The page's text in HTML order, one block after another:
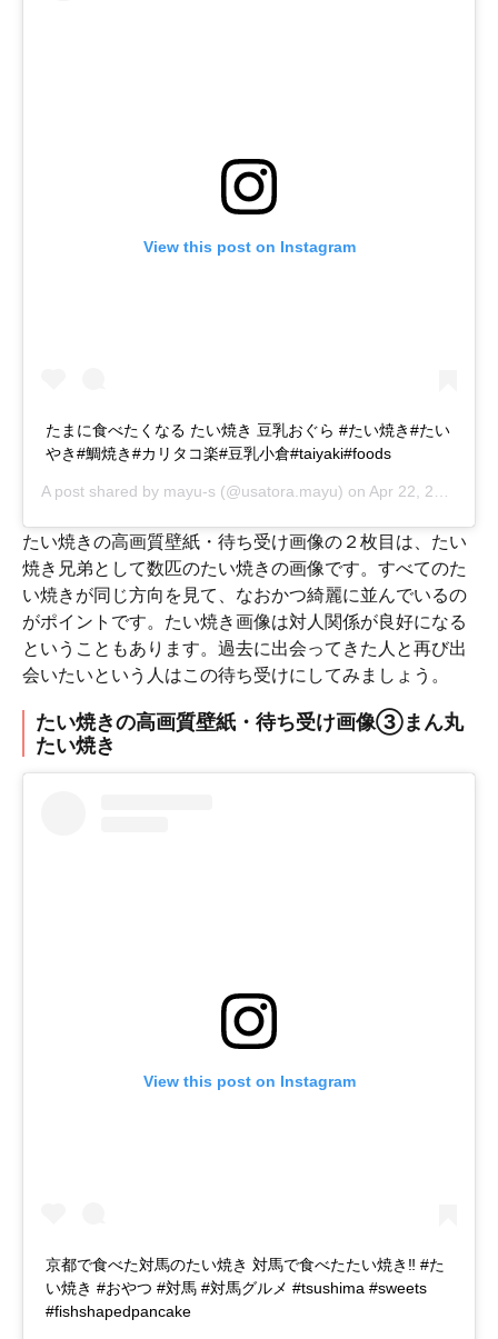
View this post on Instagram
たまに食べたくなる たい焼き 豆乳おぐら #たい焼き#たい
やき#鯛焼き#カリタコ楽#豆乳小倉#taiyaki#foods
A post shared by mayu-s (@usatora.mayu) on Apr 22, 2019 at 5:00am PDT
たい焼きの高画質壁紙・待ち受け画像の２枚目は、たい
焼き兄弟として数匹のたい焼きの画像です。すべてのた
い焼きが同じ方向を見て、なおかつ綺麗に並んでいるの
がポイントです。たい焼き画像は対人関係が良好になる
ということもあります。過去に出会ってきた人と再び出
会いたいという人はこの待ち受けにしてみましょう。
たい焼きの高画質壁紙・待ち受け画像③まん丸
たい焼き
View this post on Instagram
京都で食べた対馬のたい焼き 対馬で食べたたい焼き‼️ #た
い焼き #おやつ #対馬 #対馬グルメ #tsushima #sweets
#fishshapedpancake